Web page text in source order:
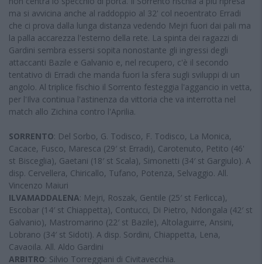
ma si avvicina anche al raddoppio al 32' col neoentrato Erradi
che ci prova dalla lunga distanza vedendo Mejri fuori dai pali ma
la palla accarezza l'esterno della rete. La spinta dei ragazzi di
Gardini sembra essersi sopita nonostante gli ingressi degli
attaccanti Bazile e Galvanio e, nel recupero, c'è il secondo
tentativo di Erradi che manda fuori la sfera sugli sviluppi di un
angolo. Al triplice fischio il Sorrento festeggia l'aggancio in vetta,
per l'Ilva continua l'astinenza da vittoria che va interrotta nel
match allo Zichina contro l'Aprilia.
SORRENTO: Del Sorbo, G. Todisco, F. Todisco, La Monica,
Cacace, Fusco, Maresca (29′ st Erradi), Carotenuto, Petito (46'
st Bisceglia), Gaetani (18′ st Scala), Simonetti (34′ st Gargiulo). A
disp. Cervellera, Chiricallo, Tufano, Potenza, Selvaggio. All.
Vincenzo Maiuri
ILVAMADDALENA: Mejri, Roszak, Gentile (25′ st Ferlicca),
Escobar (14′ st Chiappetta), Contucci, Di Pietro, Ndongala (42′ st
Galvanio), Mastromarino (22′ st Bazile), Altolaguirre, Ansini,
Lobrano (34′ st Sidoti). A disp. Sordini, Chiappetta, Lena,
Cavaoila. All. Aldo Gardini
ARBITRO: Silvio Torreggiani di Civitavecchia.